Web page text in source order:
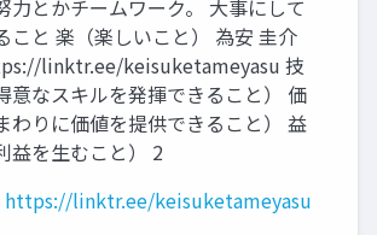
力とかチームワーク。 大事にして
こと 楽（楽しいこと） 為安 圭介
linktr.ee/keisuketameyasu 技
得意なスキルを発揮できること） 価
まわりに価値を提供できること） 益
益を生むこと） 2
https://linktr.ee/keisuketameyasu